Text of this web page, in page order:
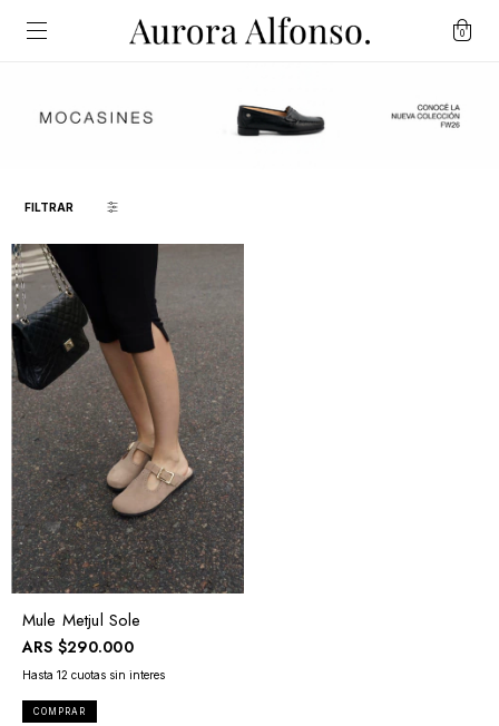
0
FILTRAR
Mule Metjul Sole
ARS $290.000
COMPRAR